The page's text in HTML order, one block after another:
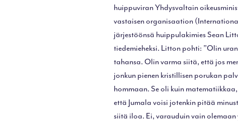
huippuviran Yhdysvaltain
vastaisen organisaation
järjestöönsä huippulakimies Sean
tiedemieheksi. Litton pohti: ”Olin
tahansa. Olin varma siitä, että jos
jonkun pienen kristillisen porukan
hommaan. Se oli kuin
että Jumala voisi jotenkin pitää
siitä iloa. Ei, varauduin vain